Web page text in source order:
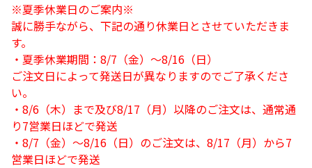
※夏季休業日のご案内※
誠に勝手ながら、下記の通り休業日とさせていただきま
す。
・夏季休業期間：8/7（金）～8/16（日）
ご注文日によって発送日が異なりますのでご了承くださ
い。
・8/6（木）まで及び8/17（月）以降のご注文は、通常通
り7営業日ほどで発送
・8/7（金）～8/16（日）のご注文は、8/17（月）から7
営業日ほどで発送